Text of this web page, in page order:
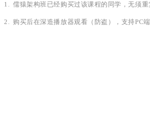
1. 儒猿架构班已经购买过该课程的同学，无须重
2. 购买后在深造播放器观看（防盗），支持PC